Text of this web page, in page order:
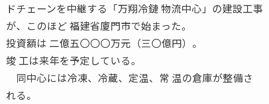
ドチェーンを中継する「万翔冷鏈 物流中心」の建設工事
が、このほど 福建省廈門市で始まった。
投資額は 二億五〇〇〇万元（三〇億円）。
竣 工は来年を予定している。
同中心には冷凍、冷蔵、定温、常 温の倉庫が整備さ
れる。